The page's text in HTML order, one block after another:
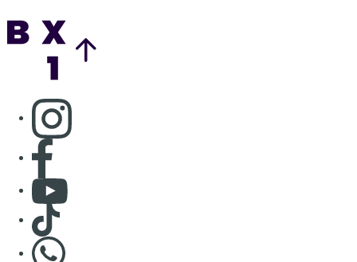
Consulter page Instagram
Consulter page Facebook
Consulter Youtube
Consulter TikTok